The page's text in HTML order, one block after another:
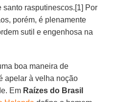
santo rasputinescos.[1] Por
porém, é plenamente
sutil e engenhosa na
boa maneira de
apelar à velha noção
Em Raízes do Brasil